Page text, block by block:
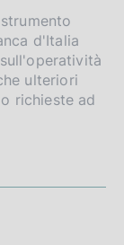
d'Italia
ulteriori
richieste ad